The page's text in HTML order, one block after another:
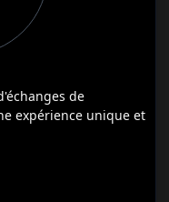
de
expérience unique et